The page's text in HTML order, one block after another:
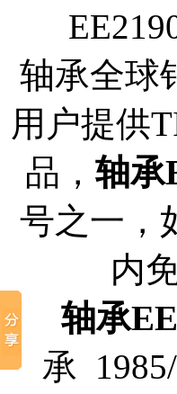
轴承全球
用户提供
品， 轴承
号之一，
内
轴承
承